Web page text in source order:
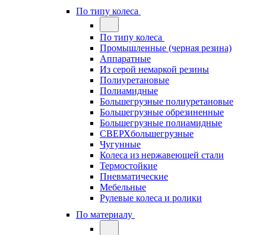
По типу колеса
По типу колеса
Промышленные (черная резина)
Аппаратные
Из серой немаркой резины
Полиуретановые
Полиамидные
Большегрузные полиуретановые
Большегрузные обрезиненные
Большегрузные полиамидные
СВЕРХбольшегрузные
Чугунные
Колеса из нержавеющей стали
Термостойкие
Пневматические
Мебельные
Рулевые колеса и ролики
По материалу